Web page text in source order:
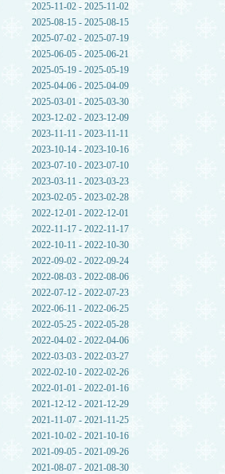
2025-11-02 - 2025-11-02
2025-08-15 - 2025-08-15
2025-07-02 - 2025-07-19
2025-06-05 - 2025-06-21
2025-05-19 - 2025-05-19
2025-04-06 - 2025-04-09
2025-03-01 - 2025-03-30
2023-12-02 - 2023-12-09
2023-11-11 - 2023-11-11
2023-10-14 - 2023-10-16
2023-07-10 - 2023-07-10
2023-03-11 - 2023-03-23
2023-02-05 - 2023-02-28
2022-12-01 - 2022-12-01
2022-11-17 - 2022-11-17
2022-10-11 - 2022-10-30
2022-09-02 - 2022-09-24
2022-08-03 - 2022-08-06
2022-07-12 - 2022-07-23
2022-06-11 - 2022-06-25
2022-05-25 - 2022-05-28
2022-04-02 - 2022-04-06
2022-03-03 - 2022-03-27
2022-02-10 - 2022-02-26
2022-01-01 - 2022-01-16
2021-12-12 - 2021-12-29
2021-11-07 - 2021-11-25
2021-10-02 - 2021-10-16
2021-09-05 - 2021-09-26
2021-08-07 - 2021-08-30